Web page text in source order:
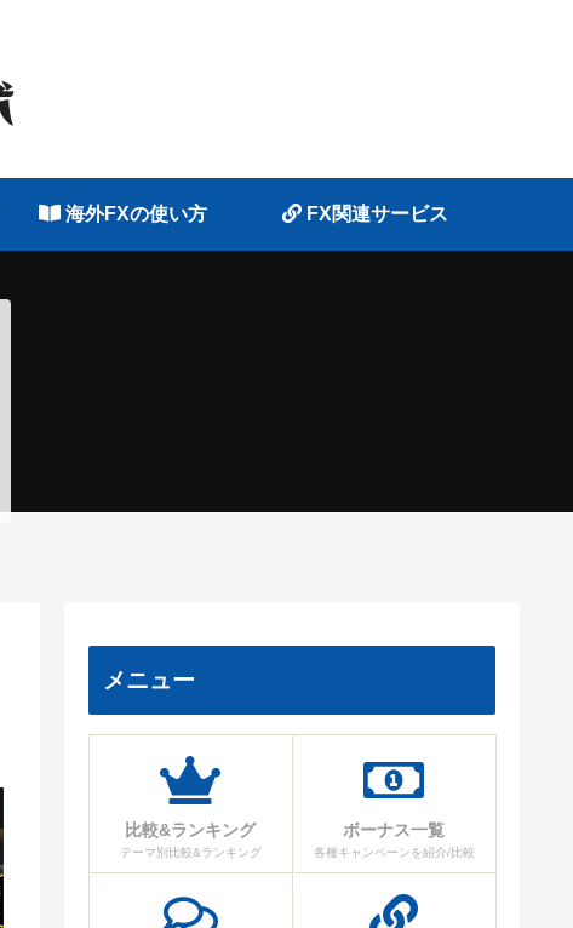
海外FXの使い方 FX関連サービス
メニュー
比較&ランキング
テーマ別比較&ランキング
ボーナス一覧
各種キャンペーンを紹介/比較